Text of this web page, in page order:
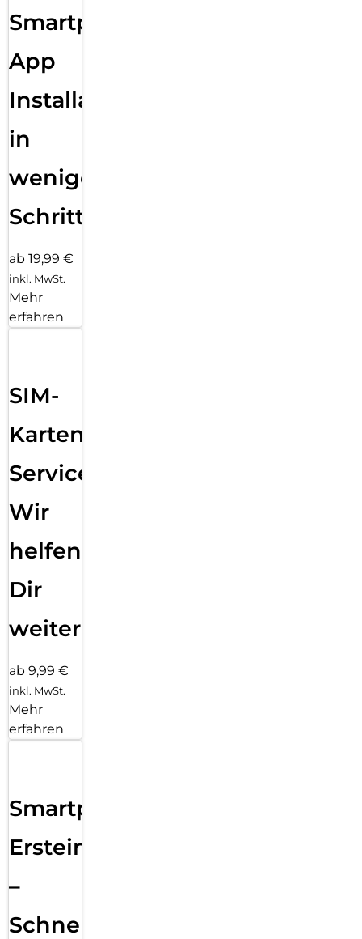
Smartphone
App
Installation
in
wenigen
Schritten
ab 19,99 €
inkl. MwSt.
Mehr
erfahren
SIM-
Karten
Service:
Wir
helfen
Dir
weiter
ab 9,99 €
inkl. MwSt.
Mehr
erfahren
Smartphone
Ersteinrichtung
–
Schnelle